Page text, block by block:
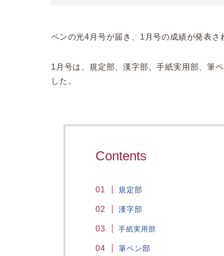
ペンの光4月号が届き、1月号の成績が発表
1月号は、規定部、漢字部、手紙実用部、筆
した。
Contents
規定部
漢字部
手紙実用部
筆ペン部